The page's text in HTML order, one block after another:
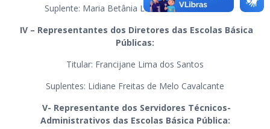
Suplente: Maria Betânia Lucas do Nascimento
IV – Representantes dos Diretores das Escolas Básica
Públicas:
Titular: Francijane Lima dos Santos
Suplentes: Lidiane Freitas de Melo Cavalcante
V- Representante dos Servidores Técnicos-
Administrativos das Escolas Básica Pública: